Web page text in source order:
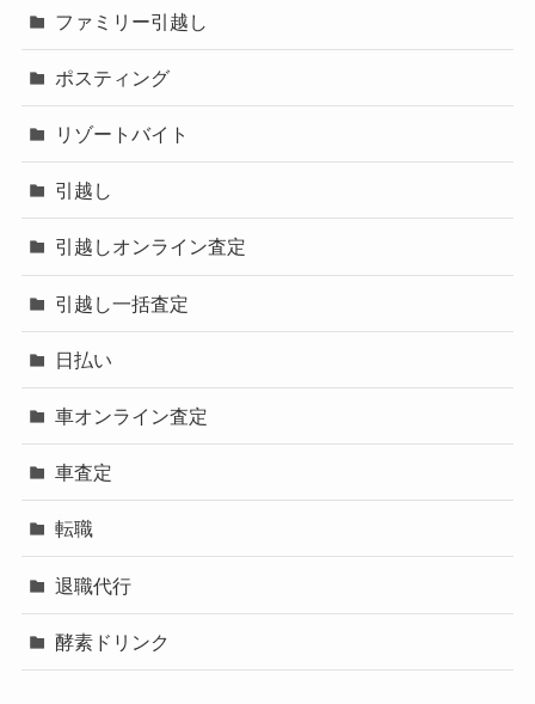
ファミリー引越し
ポスティング
リゾートバイト
引越し
引越しオンライン査定
引越し一括査定
日払い
車オンライン査定
車査定
転職
退職代行
酵素ドリンク